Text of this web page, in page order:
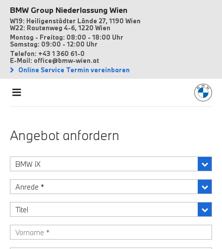
BMW Group Niederlassung Wien
W19: Heiligenstädter Lände 27, 1190 Wien
W22: Rautenweg 4-6, 1220 Wien
Montag - Freitag: 08:00 - 18:00 Uhr
Samstag: 09:00 - 12:00 Uhr
Telefon: +43 1 360 61-0
E-Mail: office@bmw-wien.at
Online Service Termin vereinbaren
Angebot anfordern